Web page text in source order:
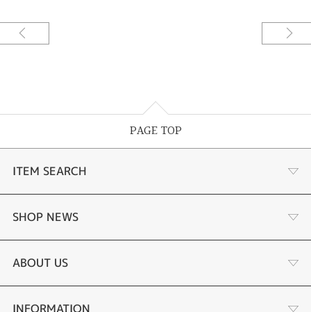
PAGE TOP
ITEM SEARCH
婚約指輪
結婚指輪
セットリング
SHOP NEWS
選ばれる理由まとめ
お客様の声
ABOUT US
会社概要
INFORMATION